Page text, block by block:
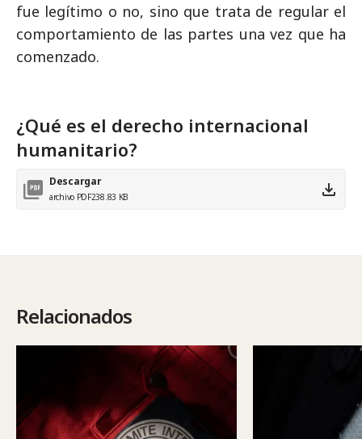
fue legítimo o no, sino que trata de regular el
comportamiento de las partes una vez que ha
comenzado.
¿Qué es el derecho internacional
humanitario?
Descargar
archivo PDF238.83 KB
Relacionados